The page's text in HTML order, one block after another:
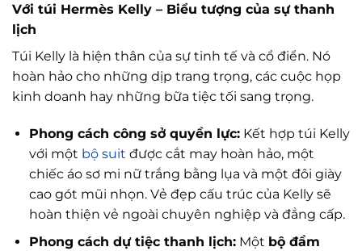
Với túi Hermès Kelly – Biểu tượng của sự thanh
lịch
Túi Kelly là hiện thân của sự tinh tế và cổ điển. Nó
hoàn hảo cho những dịp trang trọng, các cuộc họp
kinh doanh hay những bữa tiệc tối sang trọng.
Phong cách công sở quyền lực:Kết hợp túi Kelly
với một bộ suit được cắt may hoàn hảo, một
chiếc áo sơ mi nữ trắng bằng lụa và một đôi giày
cao gót mũi nhọn. Vẻ đẹp cấu trúc của Kelly sẽ
hoàn thiện vẻ ngoài chuyên nghiệp và đẳng cấp.
Phong cách dự tiệc thanh lịch:Một bộ đầm